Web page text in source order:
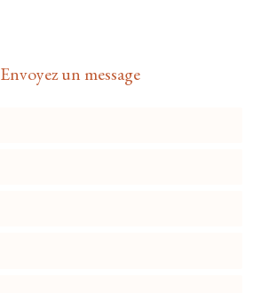
Envoyez un message